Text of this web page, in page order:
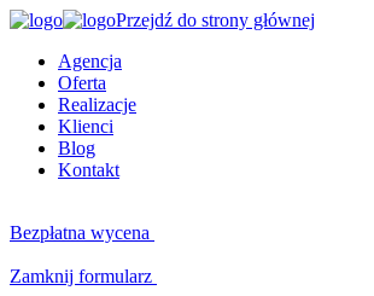
Przejdź do strony głównej
Agencja
Oferta
Realizacje
Klienci
Blog
Kontakt
Bezpłatna wycena
Zamknij formularz